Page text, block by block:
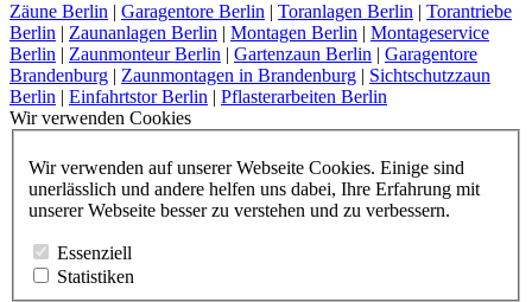
Zäune Berlin | Garagentore Berlin | Toranlagen Berlin | Torantriebe
Berlin | Zaunanlagen Berlin | Montagen Berlin | Montageservice
Berlin | Zaunmonteur Berlin | Gartenzaun Berlin | Garagentore
Brandenburg | Zaunmontagen in Brandenburg | Sichtschutzzaun
Berlin | Einfahrtstor Berlin | Pflasterarbeiten Berlin
Wir verwenden Cookies
Wir verwenden auf unserer Webseite Cookies. Einige sind
unerlässlich und andere helfen uns dabei, Ihre Erfahrung mit
unserer Webseite besser zu verstehen und zu verbessern.
Essenziell
Statistiken